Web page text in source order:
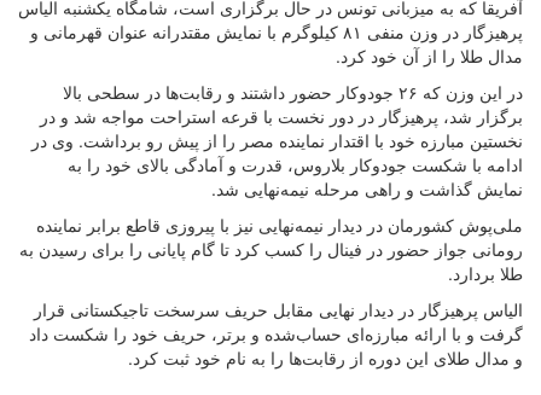
آفریقا که به میزبانی تونس در حال برگزاری است، شامگاه یکشنبه الیاس
پرهیزگار در وزن منفی ۸۱ کیلوگرم با نمایش مقتدرانه عنوان قهرمانی و
مدال طلا را از آن خود کرد.
در این وزن که ۲۶ جودوکار حضور داشتند و رقابت‌ها در سطحی بالا
برگزار شد، پرهیزگار در دور نخست با قرعه استراحت مواجه شد و در
نخستین مبارزه خود با اقتدار نماینده مصر را از پیش رو برداشت. وی در
ادامه با شکست جودوکار بلاروس، قدرت و آمادگی بالای خود را به
نمایش گذاشت و راهی مرحله نیمه‌نهایی شد.
ملی‌پوش کشورمان در دیدار نیمه‌نهایی نیز با پیروزی قاطع برابر نماینده
رومانی جواز حضور در فینال را کسب کرد تا گام پایانی را برای رسیدن به
طلا بردارد.
الیاس پرهیزگار در دیدار نهایی مقابل حریف سرسخت تاجیکستانی قرار
گرفت و با ارائه مبارزه‌ای حساب‌شده و برتر، حریف خود را شکست داد
و مدال طلای این دوره از رقابت‌ها را به نام خود ثبت کرد.